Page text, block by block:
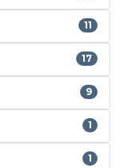
11
17
9
1
1